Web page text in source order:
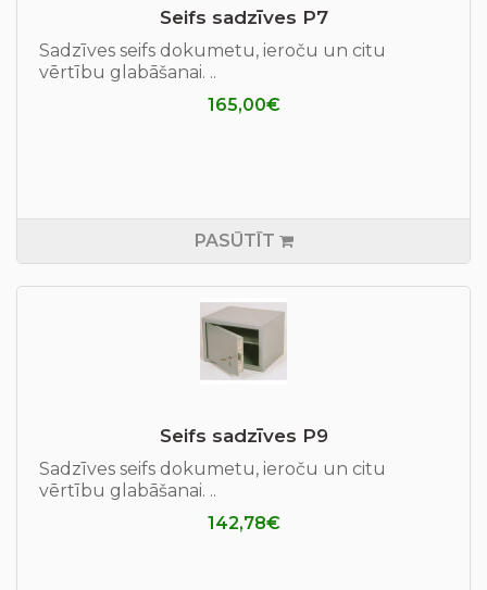
Seifs sadzīves P7
Sadzīves seifs dokumetu, ieroču un citu
vērtību glabāšanai. ..
165,00€
PASŪTĪT
Seifs sadzīves P9
Sadzīves seifs dokumetu, ieroču un citu
vērtību glabāšanai. ..
142,78€